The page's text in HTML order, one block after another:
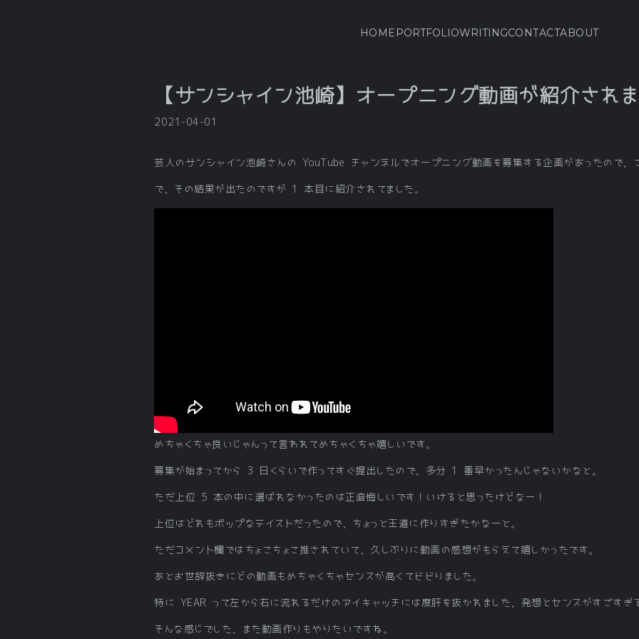
HOME PORTFOLIOWRITINGCONTACTABOUT
【サンシャイン池崎】オープニング動画が紹介され
2021-04-01
芸人のサンシャイン池崎さんの YouTube チャンネルでオープニング動画を募集する企画があったので、
で、その結果が出たのですが 1 本目に紹介されてました。
めちゃくちゃ良いじゃんって言われてめちゃくちゃ嬉しいです。
募集が始まってから 3 日くらいで作ってすぐ提出したので、多分 1 番早かったんじゃないかなと。
ただ上位 5 本の中に選ばれなかったのは正直悔しいです！いけると思ったけどなー！
上位はどれもポップなテイストだったので、ちょっと王道に作りすぎたかなーと。
ただコメント欄ではちょこちょこ推されていて、久しぶりに動画の感想がもらえて嬉しかったです。
あとお世辞抜きにどの動画もめちゃくちゃセンスが高くてビビりました。
特に YEAR って左から右に流れるだけのアイキャッチには度肝を抜かれました、発想とセンスがすごすぎ
そんな感じでした、また動画作りもやりたいですね。